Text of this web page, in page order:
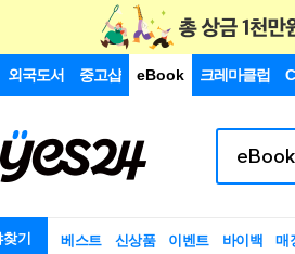
외국도서 중고샵 eBook 크레마클럽
기 베스트 신상품 이벤트 바이백 매